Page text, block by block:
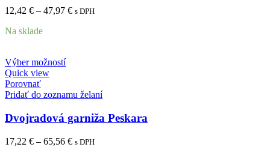
12,42 € – 47,97 € s DPH
Na sklade
Výber možností
Quick view
Porovnať
Pridať do zoznamu želaní
Dvojradová garniža Peskara
17,22 € – 65,56 € s DPH